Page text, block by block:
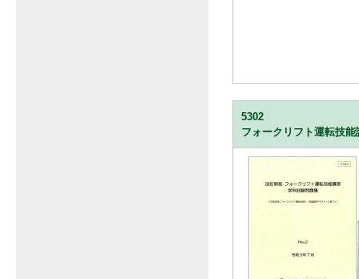
5302
フォークリフト運転技